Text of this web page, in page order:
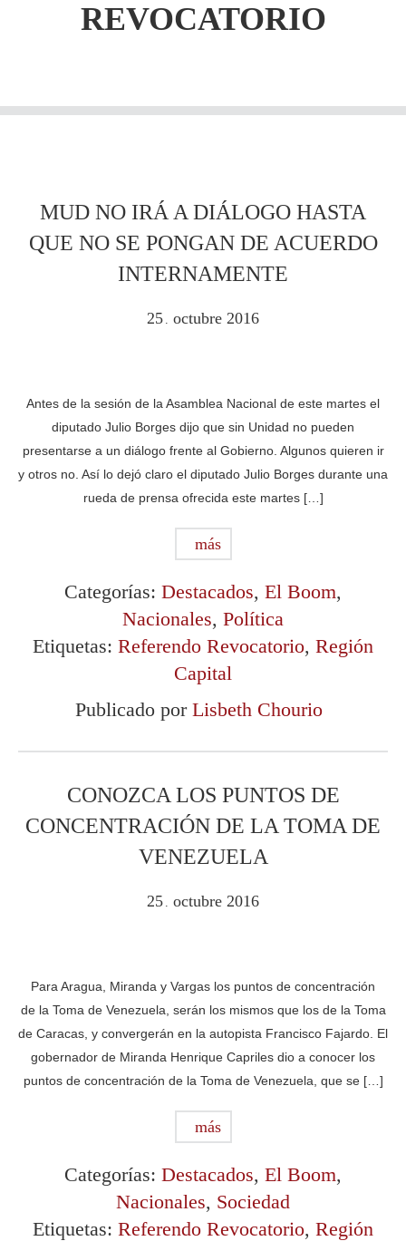
REVOCATORIO
MUD NO IRÁ A DIÁLOGO HASTA
QUE NO SE PONGAN DE ACUERDO
INTERNAMENTE
25 . octubre 2016
Antes de la sesión de la Asamblea Nacional de este martes el
diputado Julio Borges dijo que sin Unidad no pueden
presentarse a un diálogo frente al Gobierno. Algunos quieren ir
y otros no. Así lo dejó claro el diputado Julio Borges durante una
rueda de prensa ofrecida este martes […]
más
Categorías: Destacados, El Boom,
Nacionales, Política
Etiquetas: Referendo Revocatorio, Región
Capital
Publicado por Lisbeth Chourio
CONOZCA LOS PUNTOS DE
CONCENTRACIÓN DE LA TOMA DE
VENEZUELA
25 . octubre 2016
Para Aragua, Miranda y Vargas los puntos de concentración
de la Toma de Venezuela, serán los mismos que los de la Toma
de Caracas, y convergerán en la autopista Francisco Fajardo. El
gobernador de Miranda Henrique Capriles dio a conocer los
puntos de concentración de la Toma de Venezuela, que se […]
más
Categorías: Destacados, El Boom,
Nacionales, Sociedad
Etiquetas: Referendo Revocatorio, Región